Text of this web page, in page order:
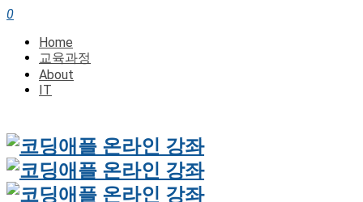
0
Home
교육과정
About
IT